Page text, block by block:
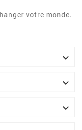
votre monde.


